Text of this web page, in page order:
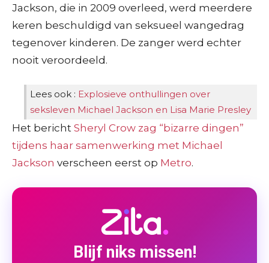
Jackson, die in 2009 overleed, werd meerdere
keren beschuldigd van seksueel wangedrag
tegenover kinderen. De zanger werd echter
nooit veroordeeld.
Lees ook : Explosieve onthullingen over
seksleven Michael Jackson en Lisa Marie Presley
Het bericht Sheryl Crow zag “bizarre dingen”
tijdens haar samenwerking met Michael
Jackson verscheen eerst op Metro.
Blijf niks missen!